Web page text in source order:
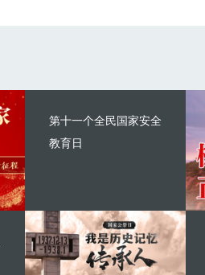
第十一个全民国家安全
教育日